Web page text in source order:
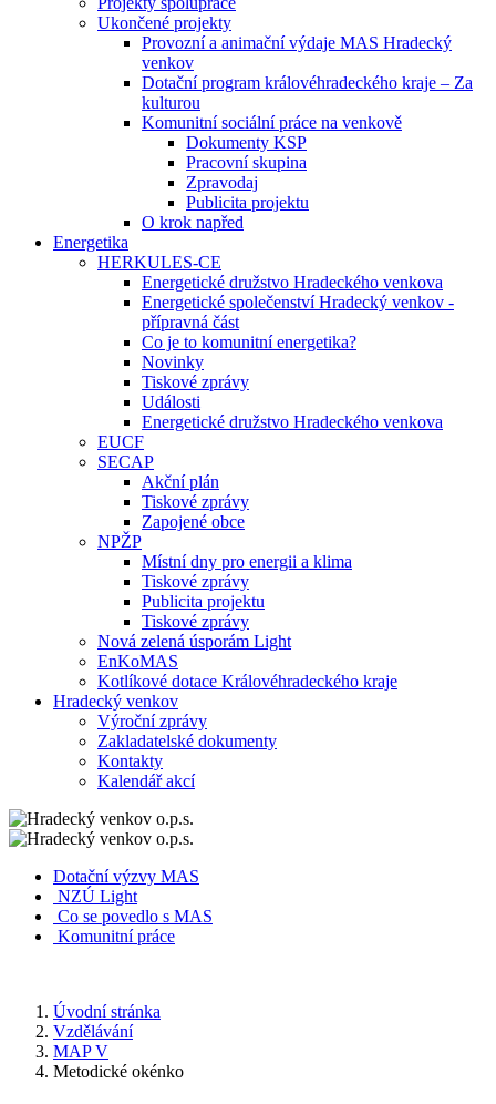
Ukončené projekty
Provozní a animační výdaje MAS Hradecký
venkov
Dotační program královéhradeckého kraje – Za
kulturou
Komunitní sociální práce na venkově
Dokumenty KSP
Pracovní skupina
Zpravodaj
Publicita projektu
O krok napřed
Energetika
HERKULES-CE
Energetické družstvo Hradeckého venkova
Energetické společenství Hradecký venkov -
přípravná část
Co je to komunitní energetika?
Novinky
Tiskové zprávy
Události
Energetické družstvo Hradeckého venkova
EUCF
SECAP
Akční plán
Tiskové zprávy
Zapojené obce
NPŽP
Místní dny pro energii a klima
Tiskové zprávy
Publicita projektu
Tiskové zprávy
Nová zelená úsporám Light
EnKoMAS
Kotlíkové dotace Královéhradeckého kraje
Hradecký venkov
Výroční zprávy
Zakladatelské dokumenty
Kontakty
Kalendář akcí
Dotační výzvy MAS
NZÚ Light
Co se povedlo s MAS
Komunitní práce
Úvodní stránka
Vzdělávání
MAP V
Metodické okénko